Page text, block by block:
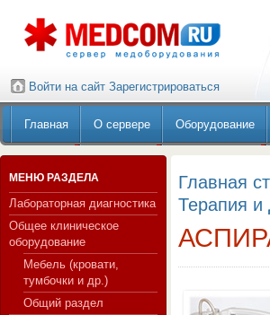
Войти на сайт Зарегистрироваться
Главная О сервере Оборудование
МЕНЮ РАЗДЕЛА
Лабораторная диагностика
Общее клиническое
оборудование
Мебель (кровати,
тумбочки и др.)
Общий раздел
Главная
Терапия и